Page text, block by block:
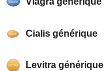
Cialis générique
Levitra générique